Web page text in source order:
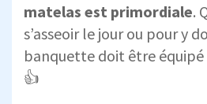
matelas est primordiale.
s’asseoir le jour ou pour y
banquette doit être équipé
👍